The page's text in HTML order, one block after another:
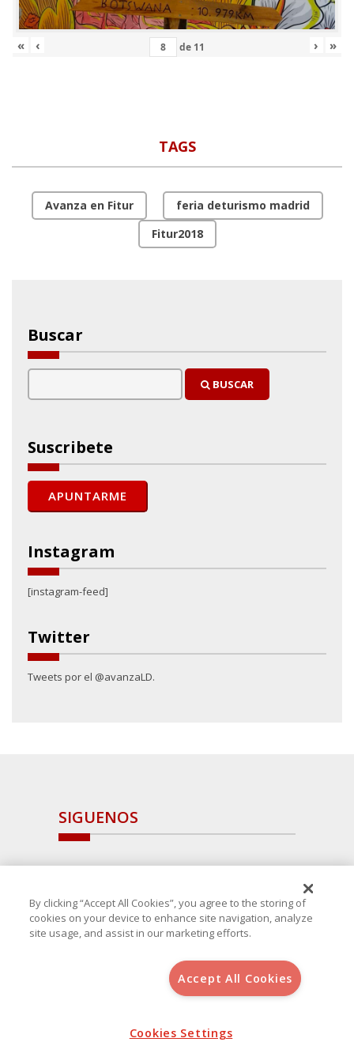
« ‹ de 11 › »
TAGS
Avanza en Fitur
feria deturismo madrid
Fitur2018
Buscar
BUSCAR
Suscribete
Instagram
[instagram-feed]
Twitter
Tweets por el @avanzaLD.
SIGUENOS
, S.L.U.(B-64405731) c/ San Norberto
Aviso Legal
Política de Cookies
By clicking “Accept All Cookies”, you agree to the storing of
cookies on your device to enhance site navigation, analyze
site usage, and assist in our marketing efforts.
Accept All Cookies
Cookies Settings